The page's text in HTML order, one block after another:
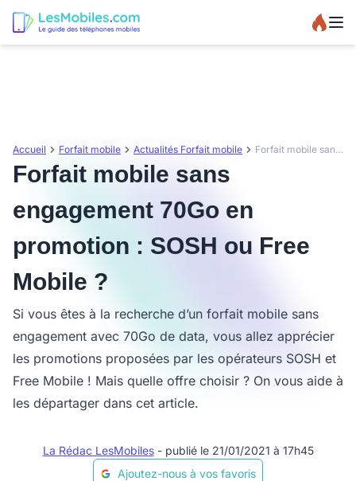
Accueil Forfait mobile Actualités Forfait mobile Forfait mobile sans engagement 70Go en promotion : SOSH ou Free Mobile ?
Forfait mobile sans
engagement 70Go en
promotion : SOSH ou Free
Mobile ?
Si vous êtes à la recherche d’un forfait mobile sans
engagement avec 70Go de data, vous allez apprécier
les promotions proposées par les opérateurs SOSH et
Free Mobile ! Mais quelle offre choisir ? On vous aide à
les départager dans cet article.
La Rédac LesMobiles - publié le 21/01/2021 à 17h45
Ajoutez-nous à vos favoris